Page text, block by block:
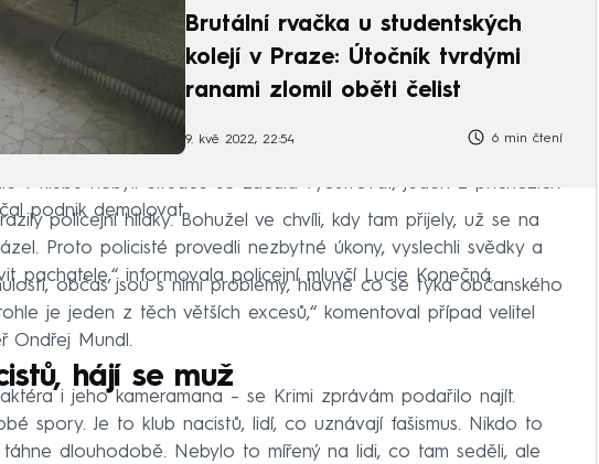
Brutální rvačka u studentských
kolejí v Praze: Útočník tvrdými
ranami zlomil oběti čelist
9. kvě 2022, 22:54 6 min čtení
v klubu nebyl. Situace se začala vyostřovat, jeden z příchozích
podnik demolovat.
policejní hlídky. Bohužel ve chvíli, kdy tam přijely, už se na
Proto policisté provedli nezbytné úkony, vyslechli svědky a
pachatele,“ informovala policejní mluvčí Lucie Konečná.
občas jsou s nimi problémy, hlavně co se týká občanského
je jeden z těch větších excesů,“ komentoval případ velitel
Ondřej Mundl.
hájí se muž
i jeho kameramana – se Krimi zprávám podařilo najít.
spory. Je to klub nacistů, lidí, co uznávají fašismus. Nikdo to
dlouhodobě. Nebylo to mířený na lidi, co tam seděli, ale